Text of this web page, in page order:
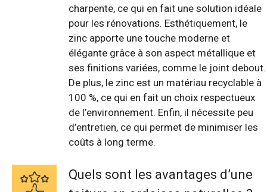
charpente, ce qui en fait une solution idéale
pour les rénovations. Esthétiquement, le
zinc apporte une touche moderne et
élégante grâce à son aspect métallique et
ses finitions variées, comme le joint debout.
De plus, le zinc est un matériau recyclable à
100 %, ce qui en fait un choix respectueux
de l’environnement. Enfin, il nécessite peu
d’entretien, ce qui permet de minimiser les
coûts à long terme.
Quels sont les avantages d’une